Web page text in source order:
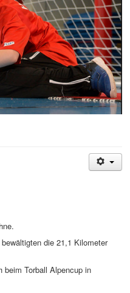
die 21,1 Kilometer
beim Torball Alpencup in